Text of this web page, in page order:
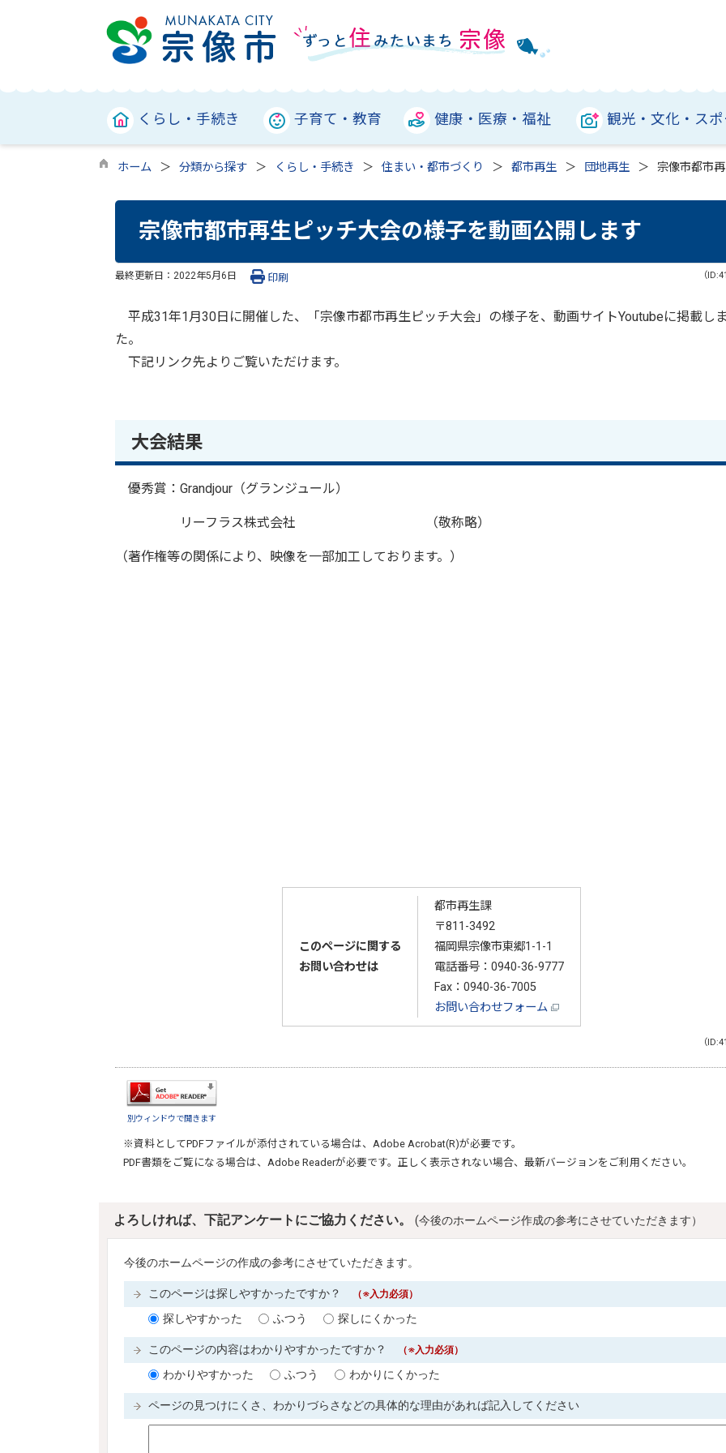
くらし・手続き 子育て・教育 健康・医療・福祉 観光・文化・ス
ホーム 分類から探す くらし・手続き 住まい・都市づくり 都市再生 団地再生 宗像市都市
宗像市都市再生ピッチ大会の様子を動画公開します
最終更新日： 2022年5月6日 （
印刷
平成31年1月30日に開催した、「宗像市都市再生ピッチ大会」の様子を、動画サイトYoutubeに掲載し
た。
下記リンク先よりご覧いただけます。
大会結果
優秀賞：Grandjour（グランジュール）
リーフラス株式会社 （敬称略）
（著作権等の関係により、映像を一部加工しております。）
このページに関する
お問い合わせは
都市再生課
〒811-3492
福岡県宗像市東郷1-1-1
電話番号： 0940-36-9777
Fax：0940-36-7005
お問い合わせフォーム
（
別ウィンドウで開きます
※資料としてPDFファイルが添付されている場合は、 Adobe Acrobat(R)が必要です。
PDF書類をご覧になる場合は、 Adobe Readerが必要です。正しく表示されない場合、最新バージョンをご利用ください。